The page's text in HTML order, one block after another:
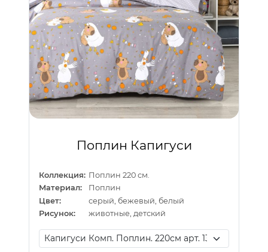
Поплин Капигуси
Коллекция: Поплин 220 см.
Материал:
Поплин
Цвет:
серый, бежевый, белый
Рисунок:
животные, детский